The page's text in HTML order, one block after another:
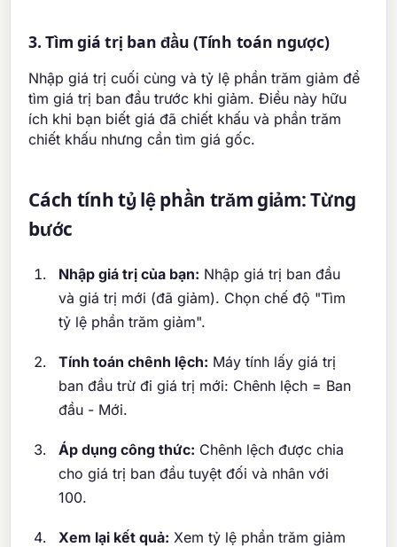
3. Tìm giá trị ban đầu (Tính toán ngược)
Nhập giá trị cuối cùng và tỷ lệ phần trăm giảm để
tìm giá trị ban đầu trước khi giảm. Điều này hữu
ích khi bạn biết giá đã chiết khấu và phần trăm
chiết khấu nhưng cần tìm giá gốc.
Cách tính tỷ lệ phần trăm giảm: Từng
bước
Nhập giá trị của bạn: Nhập giá trị ban đầu
và giá trị mới (đã giảm). Chọn chế độ "Tìm
tỷ lệ phần trăm giảm".
Tính toán chênh lệch: Máy tính lấy giá trị
ban đầu trừ đi giá trị mới: Chênh lệch = Ban
đầu - Mới.
Áp dụng công thức: Chênh lệch được chia
cho giá trị ban đầu tuyệt đối và nhân với
100.
Xem lại kết quả: Xem tỷ lệ phần trăm giảm